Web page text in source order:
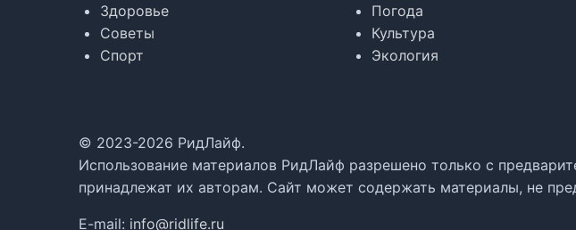
Здоровье
Советы
Спорт
Погода
Культура
Экология
© 2023-2026 РидЛайф.
Использование материалов РидЛайф разрешено только с
принадлежат их авторам. Сайт может содержать материалы, не
E-mail: info@ridlife.ru